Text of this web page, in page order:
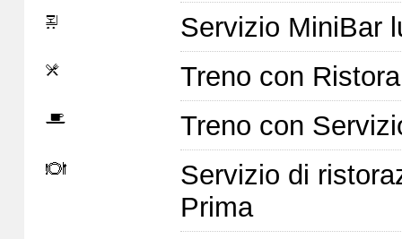
Servizio MiniBar
Treno con
Treno con
Servizio di
Prima